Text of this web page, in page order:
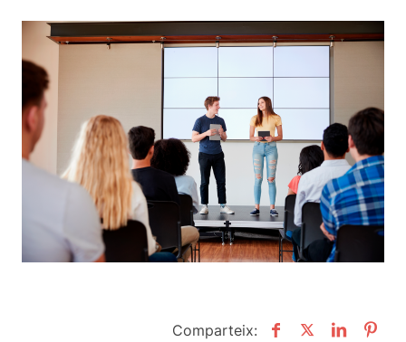
Comparteix: